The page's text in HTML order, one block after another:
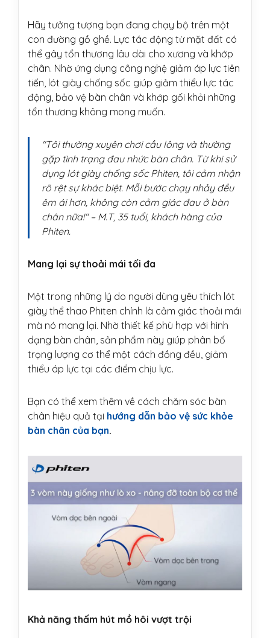
Hãy tưởng tượng bạn đang chạy bộ trên một
con đường gồ ghề. Lực tác động từ mặt đất có
thể gây tổn thương lâu dài cho xương và khớp
chân. Nhờ ứng dụng công nghệ giảm áp lực tiên
tiến, lót giày chống sốc giúp giảm thiểu lực tác
động, bảo vệ bàn chân và khớp gối khỏi những
tổn thương không mong muốn.
"Tôi thường xuyên chơi cầu lông và thường
gặp tình trạng đau nhức bàn chân. Từ khi sử
dụng lót giày chống sốc Phiten, tôi cảm nhận
rõ rệt sự khác biệt. Mỗi bước chạy nhảy đều
êm ái hơn, không còn cảm giác đau ở bàn
chân nữa!" – M.T, 35 tuổi, khách hàng của
Phiten.
Mang lại sự thoải mái tối đa
Một trong những lý do người dùng yêu thích lót
giày thể thao Phiten chính là cảm giác thoải mái
mà nó mang lại. Nhờ thiết kế phù hợp với hình
dạng bàn chân, sản phẩm này giúp phân bố
trọng lượng cơ thể một cách đồng đều, giảm
thiểu áp lực tại các điểm chịu lực.
Bạn có thể xem thêm về cách chăm sóc bàn
chân hiệu quả tại hướng dẫn bảo vệ sức khỏe
bàn chân của bạn.
Khả năng thấm hút mồ hôi vượt trội